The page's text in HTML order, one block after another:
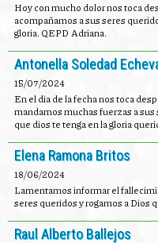
Hoy con mucho dolor nos toca
acompañamos a sus seres
gloria. QEPD Adriana.
Antonella Soledad
15/07/2024
En el dia de la fecha nos toca
mandamos muchas fuerzas a
que dios te tenga en la gloria
Elena Ramona Britos
18/06/2024
Lamentamos informar el
seres queridos y rogamos a Dios
Raul Alberto Ballejos